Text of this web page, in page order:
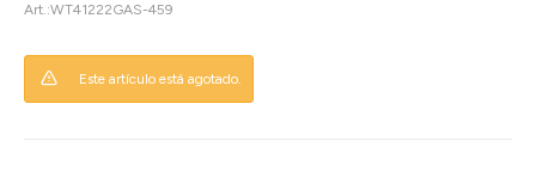
WT41222GAS-459
Este artículo está agotado.